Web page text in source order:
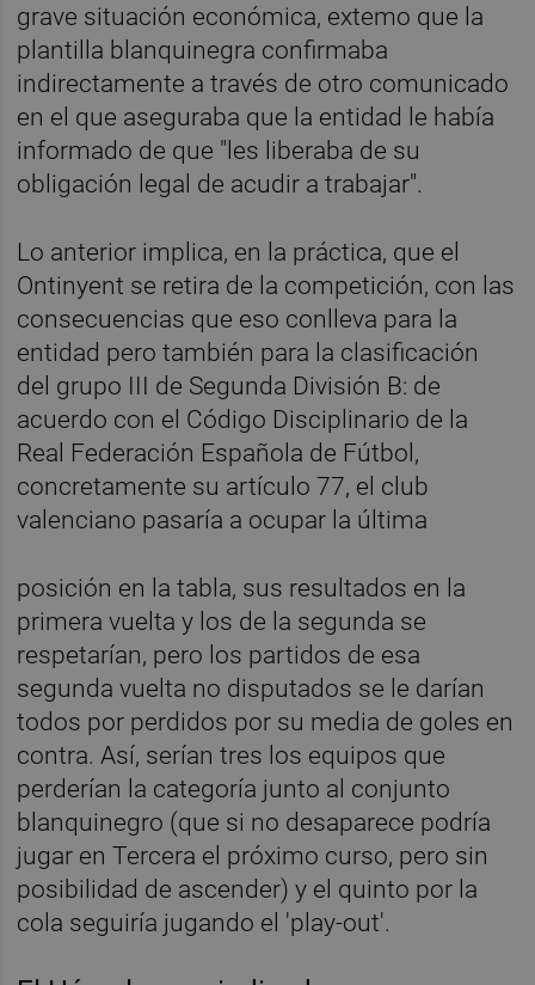
grave situación económica, extemo que la
plantilla blanquinegra confirmaba
indirectamente a través de otro comunicado
en el que aseguraba que la entidad le había
informado de que "les liberaba de su
obligación legal de acudir a trabajar".
Lo anterior implica, en la práctica, que el
Ontinyent se retira de la competición, con las
consecuencias que eso conlleva para la
entidad pero también para la clasificación
del grupo III de Segunda División B: de
acuerdo con el Código Disciplinario de la
Real Federación Española de Fútbol,
concretamente su artículo 77, el club
valenciano pasaría a ocupar la última
posición en la tabla, sus resultados en la
primera vuelta y los de la segunda se
respetarían, pero los partidos de esa
segunda vuelta no disputados se le darían
todos por perdidos por su media de goles en
contra. Así, serían tres los equipos que
perderían la categoría junto al conjunto
blanquinegro (que si no desaparece podría
jugar en Tercera el próximo curso, pero sin
posibilidad de ascender) y el quinto por la
cola seguiría jugando el 'play-out'.